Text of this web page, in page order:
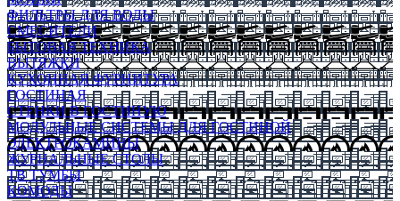
ФИЛЬТРЫ ДЛЯ ВОДЫ
СМЕСИТЕЛИ
БЫТОВАЯ ТЕХНИКА
ВЫТЯЖКИ
КУХОННАЯ ФУРНИТУРА
ГОСТИНАЯ
СТЕНКИ В ГОСТИНУЮ
МОДУЛЬНЫЕ СИСТЕМЫ ДЛЯ ГОСТИНОЙ
ЭЛЕКТРОКАМИНЫ
ЖУРНАЛЬНЫЕ СТОЛЫ
ТВ ТУМБЫ
КОМОДЫ